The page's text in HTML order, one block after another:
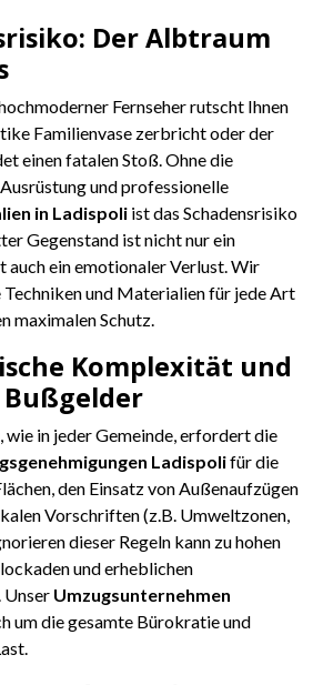
Der Albtraum
Fernseher rutscht Ihnen
Familienvase zerbricht oder der
einen fatalen Stoß. Ohne die
und professionelle
in Ladispoli ist das Schadensrisiko
Gegenstand ist nicht nur ein
auch ein emotionaler Verlust. Wir
und Materialien für jede Art
maximalen Schutz.
Komplexität und
wie in jeder Gemeinde, erfordert die
Ladispolifür die
den Einsatz von Außenaufzügen
Vorschriften (z.B. Umweltzonen,
dieser Regeln kann zu hohen
und erheblichen
Unser Umzugsunternehmen
um die gesamte Bürokratie und